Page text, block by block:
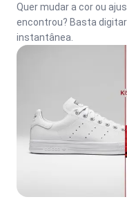
Quer mudar a cor ou
encontrou? Basta
instantânea.